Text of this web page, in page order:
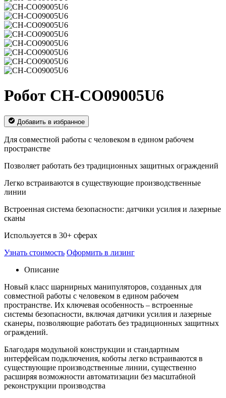
Робот CH-CO09005U6
Добавить в избранное
Для совместной работы с человеком в едином рабочем
пространстве
Позволяет работать без традиционных защитных ограждений
Легко встраиваются в существующие производственные
линии
Встроенная система безопасности: датчики усилия и лазерные
сканы
Используется в 30+ сферах
Узнать стоимость Оформить в лизинг
Описание
Новый класс шарнирных манипуляторов, созданных для
совместной работы с человеком в едином рабочем
пространстве. Их ключевая особенность – встроенные
системы безопасности, включая датчики усилия и лазерные
сканеры, позволяющие работать без традиционных защитных
ограждений.
Благодаря модульной конструкции и стандартным
интерфейсам подключения, коботы легко встраиваются в
существующие производственные линии, существенно
расширяя возможности автоматизации без масштабной
реконструкции производства